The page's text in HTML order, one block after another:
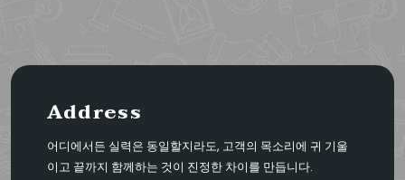
Address
어디에서든 실력은 동일할지라도, 고객의 목소리에 귀 기울
이고 끝까지 함께하는 것이 진정한 차이를 만듭니다.